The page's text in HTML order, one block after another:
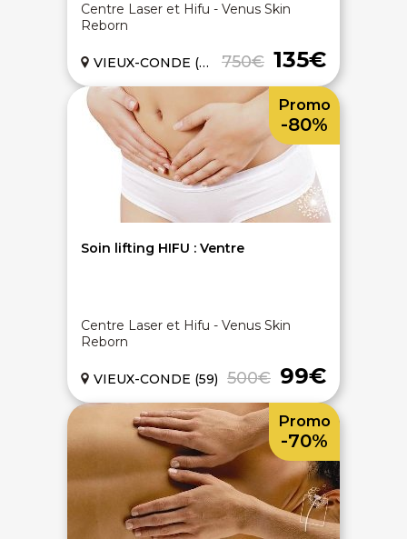
Centre Laser et Hifu - Venus Skin
Reborn
750€ 135€
VIEUX-CONDE (59)
Soin lifting HIFU : Ventre
Centre Laser et Hifu - Venus Skin
Reborn
500€ 99€
VIEUX-CONDE (59)
Promo
-80%
Promo
-70%